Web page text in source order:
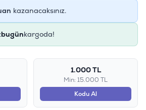
kazanacaksınız.
bugünkargoda!
1.000 TL
Min: 15.000 TL
Kodu Al